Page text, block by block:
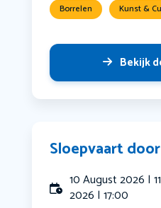
Borrelen Kunst &
Bekijk
Sloepvaart
10 August 2026 |
2026 | 17:00